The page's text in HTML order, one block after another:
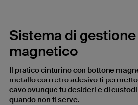
Sistema di
magnetico
Il pratico cinturino con bottone
metallo con retro adesivo ti
cavo ovunque tu desideri e di
quando non ti serve.